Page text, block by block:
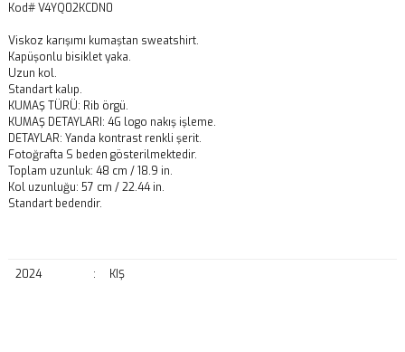
Kod# V4YQ02KCDN0
Viskoz karışımı kumaştan sweatshirt.
Kapüşonlu bisiklet yaka.
Uzun kol.
Standart kalıp.
KUMAŞ TÜRÜ: Rib örgü.
KUMAŞ DETAYLARI: 4G logo nakış işleme.
DETAYLAR: Yanda kontrast renkli şerit.
Fotoğrafta S beden gösterilmektedir.
Toplam uzunluk: 48 cm / 18.9 in.
Kol uzunluğu: 57 cm / 22.44 in.
Standart bedendir.
2024 : KIŞ